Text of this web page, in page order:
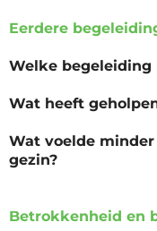
Eerdere
Welke begeleiding
Wat heeft
Wat voelde
gezin?
Betrokkenheid en